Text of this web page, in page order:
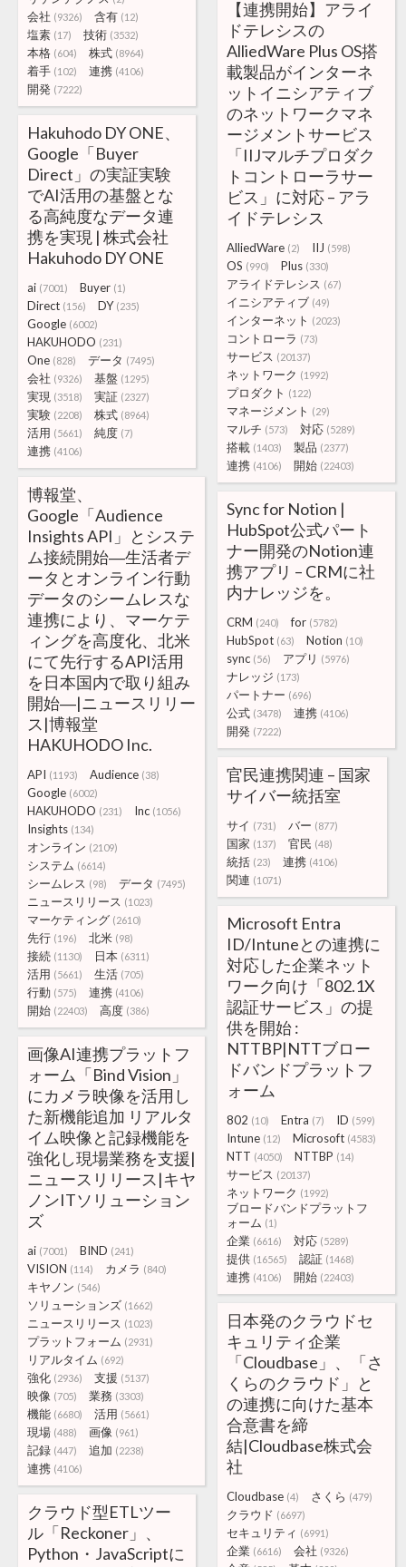
会社 (9326) 含有 (12)
塩素 (17) 技術 (3532)
本格 (604) 株式 (8964)
着手 (102) 連携 (4106)
開発 (7222)
【連携開始】アライ
ドテレシスの
AlliedWare Plus OS搭
載製品がインターネ
ットイニシアティブ
のネットワークマネ
ージメントサービス
「IIJマルチプロダク
トコントローラサー
ビス」に対応 – アラ
イドテレシス
AlliedWare (2) IIJ (598)
OS (990) Plus (330)
アライドテレシス (67)
イニシアティブ (49)
インターネット (2023)
コントローラ (73)
サービス (20137)
ネットワーク (1992)
プロダクト (122)
マネージメント (29)
マルチ (573) 対応 (5289)
搭載 (1403) 製品 (2377)
連携 (4106) 開始 (22403)
Hakuhodo DY ONE、
Google「Buyer
Direct」の実証実験
でAI活用の基盤とな
る高純度なデータ連
携を実現 | 株式会社
Hakuhodo DY ONE
ai (7001) Buyer (1)
Direct (156) DY (235)
Google (6002)
HAKUHODO (231)
One (828) データ (7495)
会社 (9326) 基盤 (1295)
実現 (3518) 実証 (2327)
実験 (2208) 株式 (8964)
活用 (5661) 純度 (7)
連携 (4106)
博報堂、
Google「Audience
Insights API」とシステ
ム接続開始―生活者デ
ータとオンライン行動
データのシームレスな
連携により、マーケテ
ィングを高度化、北米
にて先行するAPI活用
を日本国内で取り組み
開始―|ニュースリリー
ス|博報堂
HAKUHODO Inc.
API (1193) Audience (38)
Google (6002)
HAKUHODO (231) Inc (1056)
Insights (134)
オンライン (2109)
システム (6614)
シームレス (98) データ (7495)
ニュースリリース (1023)
マーケティング (2610)
先行 (196) 北米 (98)
接続 (1130) 日本 (6311)
活用 (5661) 生活 (705)
行動 (575) 連携 (4106)
開始 (22403) 高度 (386)
Sync for Notion |
HubSpot公式パート
ナー開発のNotion連
携アプリ – CRMに社
内ナレッジを。
CRM (240) for (5782)
HubSpot (63) Notion (10)
sync (56) アプリ (5976)
ナレッジ (173)
パートナー (696)
公式 (3478) 連携 (4106)
開発 (7222)
官民連携関連 – 国家
サイバー統括室
サイ (731) バー (877)
国家 (137) 官民 (48)
統括 (23) 連携 (4106)
関連 (1071)
Microsoft Entra
ID/Intuneとの連携に
対応した企業ネット
ワーク向け「802.1X
認証サービス」の提
供を開始 :
NTTBP|NTTブロー
ドバンドプラットフ
ォーム
802 (10) Entra (7) ID (599)
Intune (12) Microsoft (4583)
NTT (4050) NTTBP (14)
サービス (20137)
ネットワーク (1992)
ブロードバンドプラットフ
ォーム (1)
企業 (6616) 対応 (5289)
提供 (16565) 認証 (1468)
連携 (4106) 開始 (22403)
画像AI連携プラットフ
ォーム「Bind Vision」
にカメラ映像を活用し
た新機能追加 リアルタ
イム映像と記録機能を
強化し現場業務を支援|
ニュースリリース|キヤ
ノンITソリューション
ズ
ai (7001) BIND (241)
VISION (114) カメラ (840)
キヤノン (546)
ソリューションズ (1662)
ニュースリリース (1023)
プラットフォーム (2931)
リアルタイム (692)
強化 (2936) 支援 (5137)
映像 (705) 業務 (3303)
機能 (6680) 活用 (5661)
現場 (488) 画像 (961)
記録 (447) 追加 (2238)
連携 (4106)
日本発のクラウドセ
キュリティ企業
「Cloudbase」、「さ
くらのクラウド」と
の連携に向けた基本
合意書を締
結|Cloudbase株式会
社
Cloudbase (4) さくら (479)
クラウド (6697)
セキュリティ (6991)
企業 (6616) 会社 (9326)
クラウド型ETLツー
ル「Reckoner」、
Python・JavaScriptに